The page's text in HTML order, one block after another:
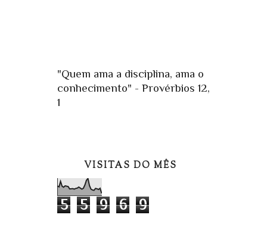
"Quem ama a disciplina, ama o
conhecimento" - Provérbios 12,
1
VISITAS DO MÊS
5 5 9 6 9